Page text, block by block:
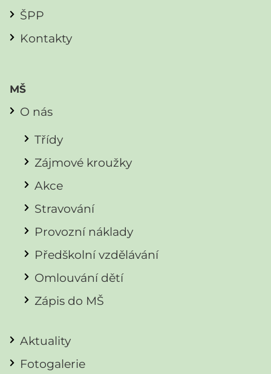
ŠPP
Kontakty
MŠ
O nás
Třídy
Zájmové kroužky
Akce
Stravování
Provozní náklady
Předškolní vzdělávání
Omlouvání dětí
Zápis do MŠ
Aktuality
Fotogalerie